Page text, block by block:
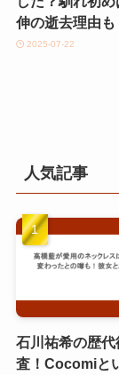
伸の逝去理由も
2025-07-22
人気記事
石川祐希の歴代
査！Cocomiと